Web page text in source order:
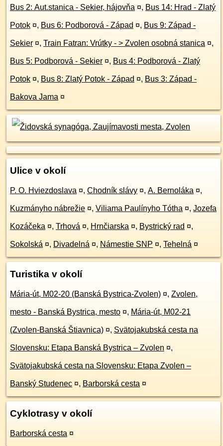
Bus 2: Aut.stanica - Sekier, hájovňa ¤, Bus 14: Hrad - Zlatý
Potok ¤, Bus 6: Podborová - Západ ¤, Bus 9: Západ -
Sekier ¤, Train Fatran: Vrútky - > Zvolen osobná stanica ¤,
Bus 5: Podborová - Sekier ¤, Bus 4: Podborová - Zlatý
Potok ¤, Bus 8: Zlatý Potok - Západ ¤, Bus 3: Západ -
Bakova Jama ¤
Ulice v okolí
P. O. Hviezdoslava ¤, Chodník slávy ¤, A. Bernoláka ¤,
Kuzmányho nábrežie ¤, Viliama Paulínyho Tótha ¤, Jozefa
Kozáčeka ¤, Trhová ¤, Hrnčiarska ¤, Bystrický rad ¤,
Sokolská ¤, Divadelná ¤, Námestie SNP ¤, Tehelná ¤
Turistika v okolí
Mária-út, M02-20 (Banská Bystrica-Zvolen) ¤, Zvolen,
mesto - Banská Bystrica, mesto ¤, Mária-út, M02-21
(Zvolen-Banská Štiavnica) ¤, Svätojakubská cesta na
Slovensku: Etapa Banská Bystrica – Zvolen ¤,
Svätojakubská cesta na Slovensku: Etapa Zvolen –
Banský Studenec ¤, Barborská cesta ¤
Cyklotrasy v okolí
Barborská cesta ¤